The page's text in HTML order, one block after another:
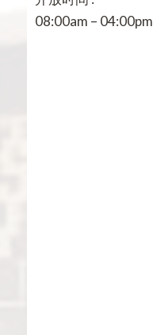
08:00am – 04:00pm